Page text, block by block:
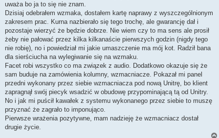
uważa bo ja to się nie znam.
Dzisiaj odebrałem wzmaka, dostałem kartę naprawy z wyszczególnionym
zakresem prac. Kurna nazbierało się tego trochę, ale gwarancję dał i
pozostaje wierzyć że będzie dobrze. Nie wiem czy to ma sens ale prosił
żeby nie pałować przez kilka kilkanaście pierwszych godzin (nigdy tego
nie robię), no i powiedział mi jakie umaszczenie ma mój kot. Radził bana
dla sierściucha na wylegiwanie się na wzmaku.
Facet robi wszystko co ma związek z audio. Dodatkowo okazuje się że
sam buduje na zamówienia kolumny, wzmacniacze. Pokazał mi panel
przedni wykonany przez siebie wzmacniacza pod nową Unitrę, bo klient
zapragnął swój piecyk wsadzić w obudowę przypominającą tą od Unitry.
No i jak mi puścił kawałek z systemu wykonanego przez siebie to muszę
przyznać że zagrało to imponująco.
Pierwsze wrażenia pozytywne, mam nadzieję że wzmacniacz dostał
drugie życie.